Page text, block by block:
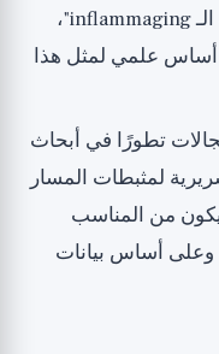
تشغيل cGAS-STING" أو "بوقف الـ inflammaging"،
أساس علمي لمثل هذا
تطورًا في أبحاث
لمثبطات المسار
من المناسب
وعلى أساس بيانات